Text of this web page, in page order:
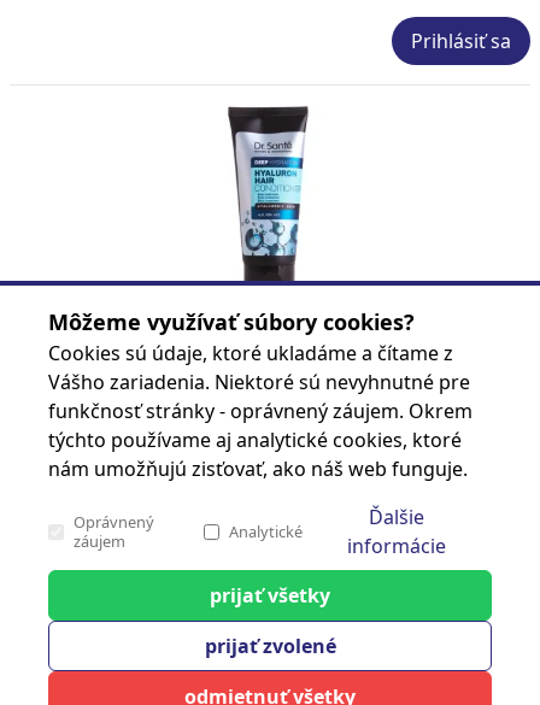
Prihlásiť sa
BALZAM DR.SANTE 200ml -HYALURON
Kód produktu 8588006040241
Prihlásiť sa
Stránka 1 z 7
cash carry
Klientský servis
Môžeme využívať súbory cookies?
Cookies sú údaje, ktoré ukladáme a čítame z
Vášho zariadenia. Niektoré sú nevyhnutné pre
funkčnosť stránky - oprávnený záujem. Okrem
týchto používame aj analytické cookies, ktoré
nám umožňujú zisťovať, ako náš web funguje.
Oprávnený
záujem
Analytické
Ďalšie
informácie
Analytické
Tieto cookies nám slúžia na zisťovanie
anonymných údajov o návštevnosti nášho webu.
prijať všetky
prijať zvolené
odmietnuť všetky